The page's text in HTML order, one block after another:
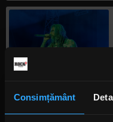
Consimțământ